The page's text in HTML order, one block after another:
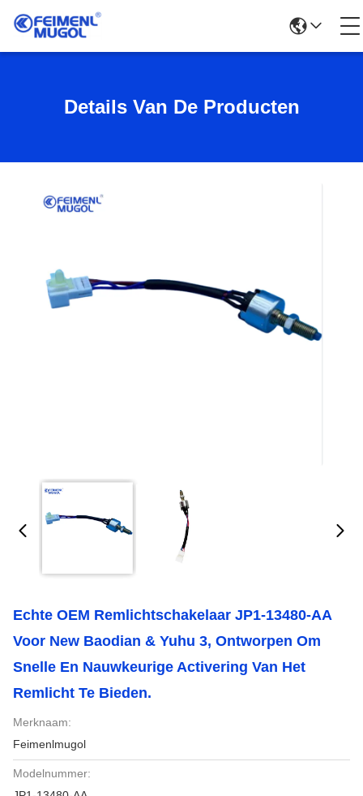
Details Van De Producten
Echte OEM Remlichtschakelaar JP1-13480-AA
Voor New Baodian & Yuhu 3, Ontworpen Om
Snelle En Nauwkeurige Activering Van Het
Remlicht Te Bieden.
Merknaam:
Feimenlmugol
Modelnummer: